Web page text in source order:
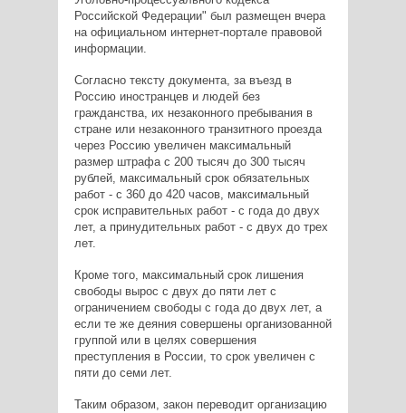
Российской Федерации" был размещен вчера
на официальном интернет-портале правовой
информации.
Согласно тексту документа, за въезд в
Россию иностранцев и людей без
гражданства, их незаконного пребывания в
стране или незаконного транзитного проезда
через Россию увеличен максимальный
размер штрафа с 200 тысяч до 300 тысяч
рублей, максимальный срок обязательных
работ - с 360 до 420 часов, максимальный
срок исправительных работ - с года до двух
лет, а принудительных работ - с двух до трех
лет.
Кроме того, максимальный срок лишения
свободы вырос с двух до пяти лет с
ограничением свободы с года до двух лет, а
если те же деяния совершены организованной
группой или в целях совершения
преступления в России, то срок увеличен с
пяти до семи лет.
Таким образом, закон переводит организацию